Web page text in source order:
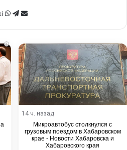
WhatsApp
Telegram
Share
i
14 ч. назад
Микроавтобус столкнулся с
грузовым поездом в Хабаровском
крае - Новости Хабаровска и
Хабаровского края